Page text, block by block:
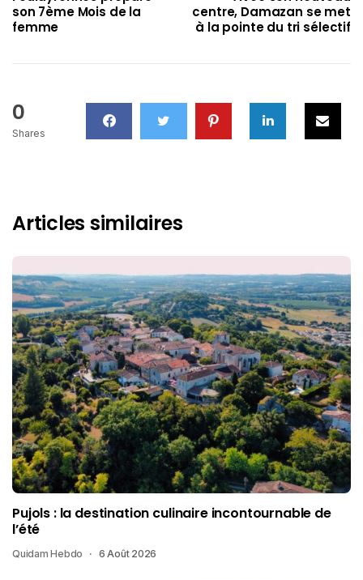
son 7ème Mois de la
femme
centre, Damazan se met
à la pointe du tri sélectif
0
Shares
Articles similaires
Pujols : la destination culinaire incontournable de
l’été
Quidam Hebdo 6 Août 2026